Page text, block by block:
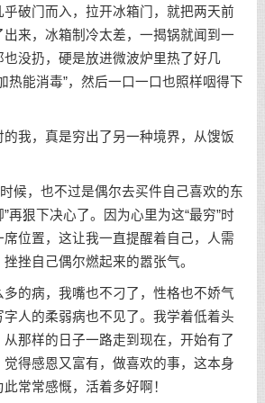
门而入，拉开冰箱门，就把两天前
来，冰箱制冷太差，一揭锅就闻到一
没扔，硬是放进微波炉里热了好几
热能消毒”，然后一口一口也照样咽得下
，真是穷出了另一种境界，从馊饭
，也不过是偶尔去买件自己喜欢的东
”再狠下决心了。因为心里为这“最穷”时
位置，这让我一直提醒着自己，人需
挫自己偶尔燃起来的嚣张气。
病，我嘴也不刁了，性格也不娇气
字人的柔弱病也不见了。我学着低着头
那样的日子一路走到现在，开始有了
得感恩又富有，做喜欢的事，这本身
常常感慨，活着多好啊！